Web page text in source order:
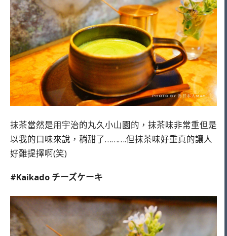
抹茶當然是用宇治的丸久小山園的，抹茶味非常重但是
以我的口味來說，稍甜了……….但抹茶味好重真的讓人
好難提擇啊(笑)
#Kaikado チーズケーキ